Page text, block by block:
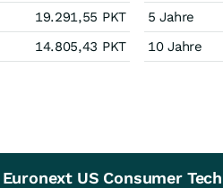
19.291,55 PKT
14.805,43 PKT
5 Jahre
10 Jahre
US Consumer